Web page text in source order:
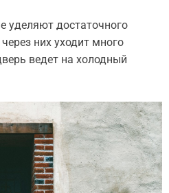
уделяют достаточного
них уходит много
ведет на холодный